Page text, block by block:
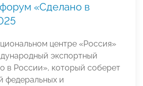
«Сделано в
центре «Россия»
экспортный
в России», который соберет
федеральных и